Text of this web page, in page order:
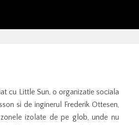
cu Little Sun, o organizatie sociala
si de inginerul Frederik Ottesen,
izolate de pe glob, unde nu